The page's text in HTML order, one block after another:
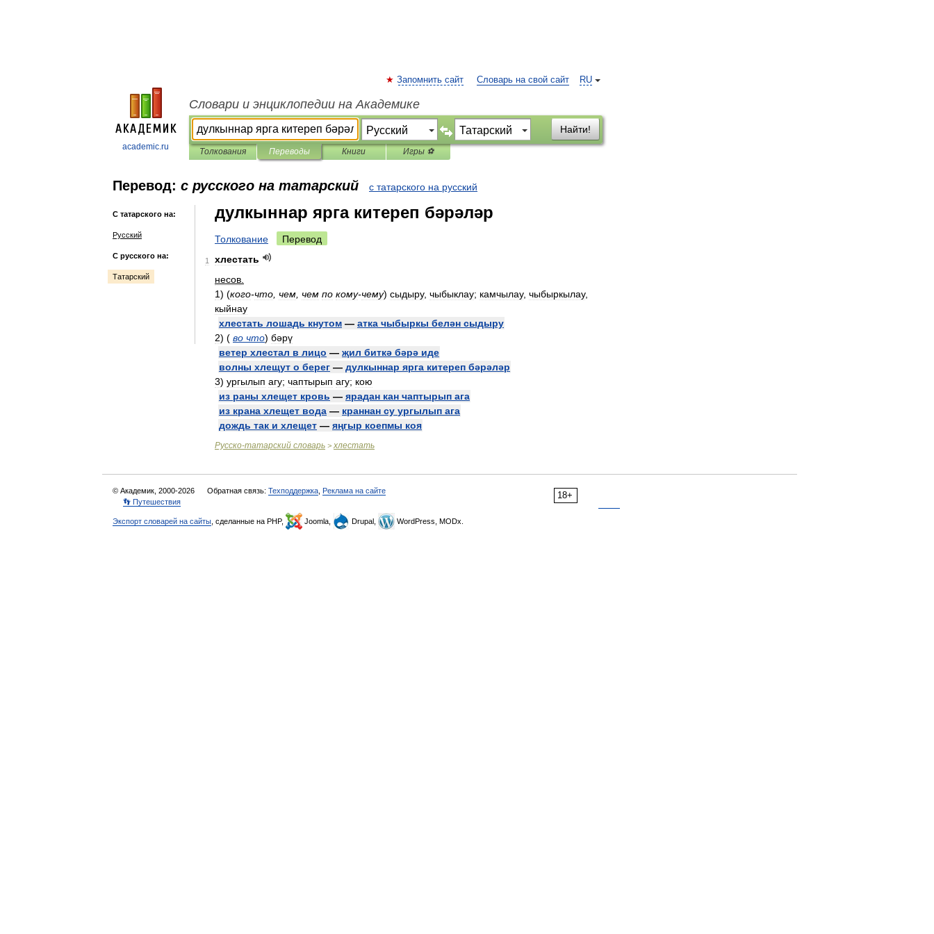
academic.ru
RU
Запомнить сайт Словарь на свой сайт
Словари и энциклопедии на Академике
Найти!
Толкования Переводы Книги Игры ⚽
Перевод: с русского на татарский с татарского на русский
С татарского на:
Русский
С русского на:
Татарский
дулкыннар ярга китереп бәрәләр
Толкование Перевод
1
хлестать
несов
1) (кого-что чем чем по кому-чему) сыдыру, чыбыклау; камчылау, чыбыркылау,
кыйнау
хлестать лошадь кнутом — атка чыбыркы белән сыдыру
2) ( во что) бәрү
ветер хлестал в лицо — җил биткә бәрә иде
волны хлещут о берег — дулкыннар ярга китереп бәрәләр
3) ургылып агу; чаптырып агу; кою
из раны хлещет кровь — ярадан кан чаптырып ага
из крана хлещет вода — краннан су ургылып ага
дождь так и хлещет — яңгыр коепмы коя
Русско-татарский словарь > хлестать
18+
© Академик, 2000-2026 Обратная связь: Техподдержка Реклама на сайте
👣 Путешествия
Экспорт словарей на сайты , сделанные на PHP, Joomla, Drupal, WordPress, MODx.